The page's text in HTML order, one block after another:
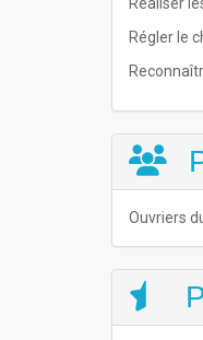
Régler le
Ouvriers